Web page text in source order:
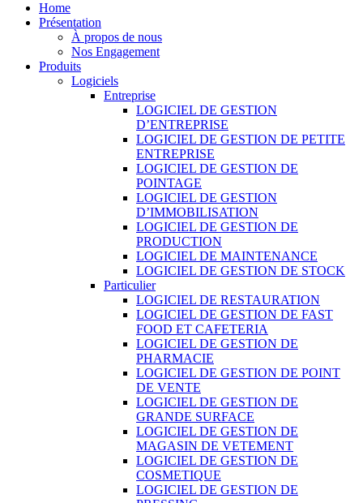
Home
Présentation
À propos de nous
Nos Engagement
Produits
Logiciels
Entreprise
LOGICIEL DE GESTION
D’ENTREPRISE
LOGICIEL DE GESTION DE PETITE
ENTREPRISE
LOGICIEL DE GESTION DE
POINTAGE
LOGICIEL DE GESTION
D’IMMOBILISATION
LOGICIEL DE GESTION DE
PRODUCTION
LOGICIEL DE MAINTENANCE
LOGICIEL DE GESTION DE STOCK
Particulier
LOGICIEL DE RESTAURATION
LOGICIEL DE GESTION DE FAST
FOOD ET CAFETERIA
LOGICIEL DE GESTION DE
PHARMACIE
LOGICIEL DE GESTION DE POINT
DE VENTE
LOGICIEL DE GESTION DE
GRANDE SURFACE
LOGICIEL DE GESTION DE
MAGASIN DE VETEMENT
LOGICIEL DE GESTION DE
COSMETIQUE
LOGICIEL DE GESTION DE